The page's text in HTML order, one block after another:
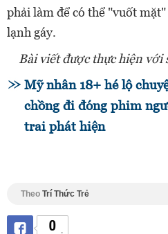
phải làm để có thể "vuốt
lạnh gáy.
Bài viết được thực hiện với
Mỹ nhân 18+ hé lộ
chồng đi đóng phim
trai phát hiện
Theo Trí Thức Trẻ
0